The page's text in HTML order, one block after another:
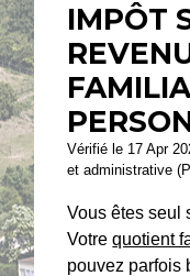
IMPÔT
Vérifié le 17 Apr
et administrative
Vous êtes seul
Votrequotient
pouvez parfois